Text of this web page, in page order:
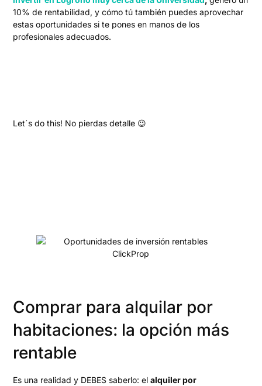
10% de rentabilidad, y cómo tú también puedes aprovechar
estas oportunidades si te pones en manos de los
profesionales adecuados.
Let´s do this! No pierdas detalle 😉
Comprar para alquilar por
habitaciones: la opción más
rentable
Es una realidad y DEBES saberlo: elalquiler por